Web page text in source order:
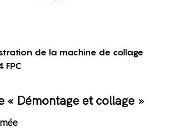
de la machine de collage
FPC
« Démontage et collage »